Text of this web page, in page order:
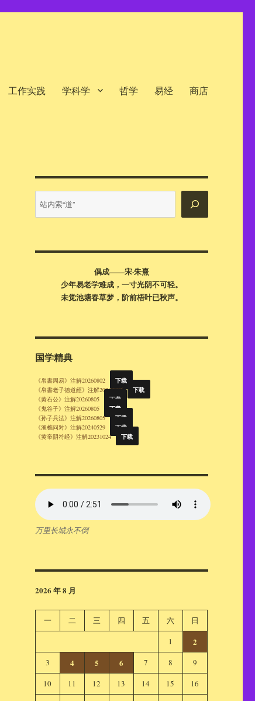
工作实践 学科学 哲学 易经 商店
内
搜
偶成——宋·朱熹
少年易老学难成，一寸光阴不可轻。
未觉池塘春草梦，阶前梧叶已秋声。
国学精典
《帛書周易》注解20260802 下载
《帛書老子德道經》注解20260805 下载
《黄石公》注解20260805 下载
《鬼谷子》注解20260805 下载
《孙子兵法》注解20260805 下载
《渔樵问对》注解20240529 下载
《黄帝阴符经》注解20231024 下载
万里长城永不倒
2026 年 8 月
一 二 三 四 五 六
日
1
2
3 4 5 6 7 8
9
10
11 12 13 14 15
16